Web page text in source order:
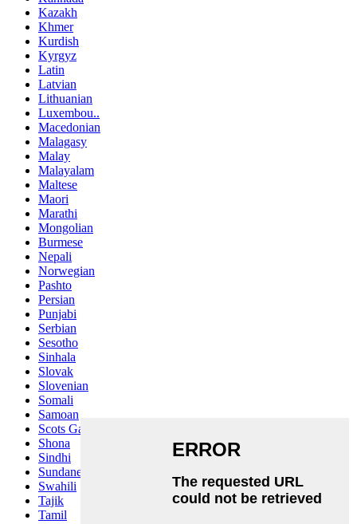
Kazakh
Khmer
Kurdish
Kyrgyz
Latin
Latvian
Lithuanian
Luxembou..
Macedonian
Malagasy
Malay
Malayalam
Maltese
Maori
Marathi
Mongolian
Burmese
Nepali
Norwegian
Pashto
Persian
Punjabi
Serbian
Sesotho
Sinhala
Slovak
Slovenian
Somali
Samoan
Scots Gaelic
Shona
Sindhi
Sundanese
Swahili
Tajik
Tamil